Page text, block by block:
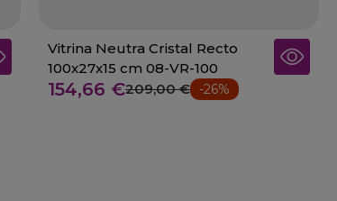
Vitrina Neutra Cristal Recto
100x27x15 cm 08-VR-100
154,66 €209,00 € -26%